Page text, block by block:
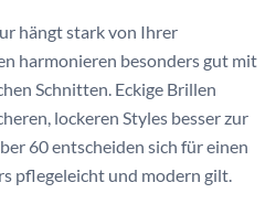
hängt stark von Ihrer
harmonieren besonders gut mit
Schnitten. Eckige Brillen
lockeren Styles besser zur
60 entscheiden sich für einen
pflegeleicht und modern gilt.